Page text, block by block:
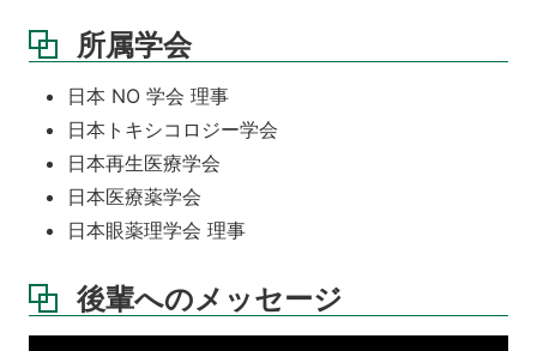
所属学会
日本 NO 学会 理事
日本トキシコロジー学会
日本再生医療学会
日本医療薬学会
日本眼薬理学会 理事
後輩へのメッセージ